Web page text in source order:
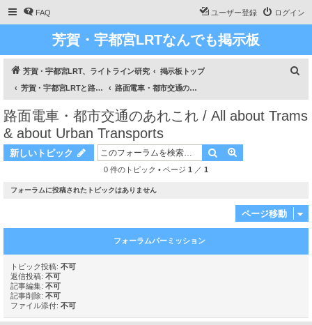
FAQ ログイン
ユーザー登録
芳賀・宇都宮LRTなんでも掲示板
芳賀・宇都宮LRT、ライトライン研究
掲示板トップ
芳賀・宇都宮LRTと路面電車のあれこれ / All about Haga Utsunomiya LRT and about Trams
路面電車・都市交通のあれこれ / All about Trams & about Urban Transports
路面電車・都市交通のあれこれ / All about Trams
& about Urban Transports
新しいトピック 検索
0 件のトピック • ページ 1 ／ 1
フォーラムに投稿されたトピックはありません
ページ移動
フォーラムパーミッション
トピック投稿: 不可
返信投稿: 不可
記事編集: 不可
記事削除: 不可
ファイル添付: 不可